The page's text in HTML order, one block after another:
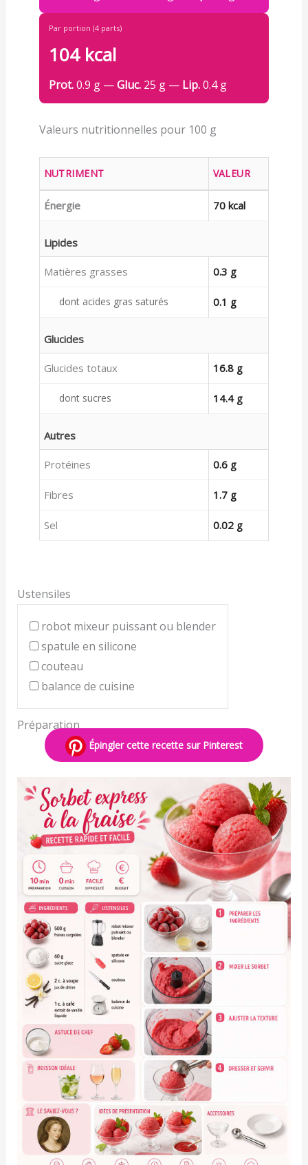
Par portion (4 parts)
104 kcal
Prot.0.9 g —Gluc.25 g — Lip.0.4 g
Valeurs nutritionnelles pour 100 g
NUTRIMENT VALEUR
Énergie 70 kcal
Lipides
Matières grasses 0.3 g
dont acides gras saturés 0.1 g
Glucides
Glucides totaux 16.8 g
dont sucres 14.4 g
Autres
Protéines 0.6 g
Fibres 1.7 g
Sel 0.02 g
Ustensiles
robot mixeur puissant ou blender
spatule en silicone
couteau
balance de cuisine
Préparation
Épingler cette recette sur Pinterest